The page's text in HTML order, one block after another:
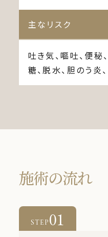
主なリスク
吐き気、嘔吐、便秘
糖、脱水、胆のう炎
施術の流れ
STEP01